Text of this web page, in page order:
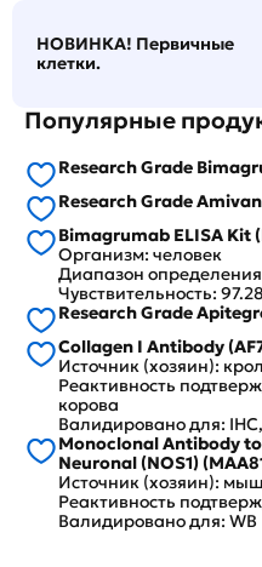
НОВИНКА! Первичные
клетки.
Популярные
Research Grade
Research Grade
Bimagrumab ELISA Kit
Организм: человек
Диапазон
Чувствительность:
Research Grade
Collagen I Antibody
Источник (хозяин):
Реактивность
корова
Валидировано для: IHC,
Monoclonal Antibody
Neuronal (NOS1)
Источник (хозяин):
Реактивность
Валидировано для: WB